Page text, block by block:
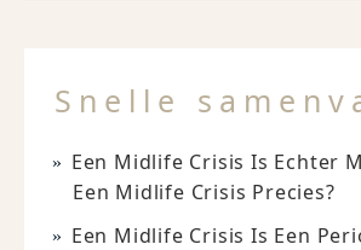
Snelle
Een Midlife Crisis Is Echter
Een Midlife Crisis Precies?
Een Midlife Crisis Is Een